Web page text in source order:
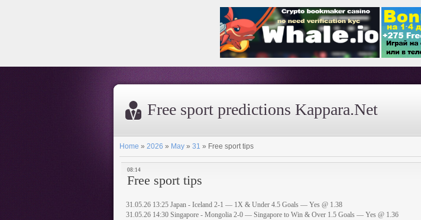
Free sport predictions Kappara.Net
Home » 2026 » May » 31 » Free sport tips
08:14
Free sport tips
31.05.26 13:25 Japan - Iceland 2-1 — 1X & Under 4.5 Goals — Yes @ 1.38
31.05.26 14:30 Singapore - Mongolia 2-0 — Singapore to Win & Over 1.5 Goals — Yes @ 1.36